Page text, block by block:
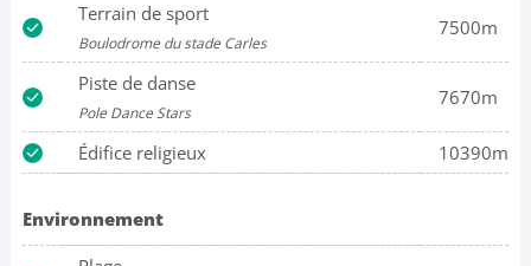
Terrain de sport
Boulodrome du stade Carles
7500m
Piste de danse
Pole Dance Stars
7670m
Édifice religieux 10390m
Environnement